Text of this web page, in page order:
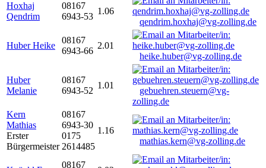
Hoxhaj
Qendrim
08167
6943-53
1.06
qendrim.hoxhaj@vg-zolling.de
Huber Heike
08167
6943-66
2.01
heike.huber@vg-zolling.de
Huber
Melanie
08167
6943-52
1.01
gebuehren.steuern@vg-
zolling.de
Kern
Mathias
Erster
Bürgermeister
08167
6943-30
0175
2614485
1.16
mathias.kern@vg-zolling.de
08167